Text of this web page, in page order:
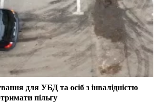
для УБД та осіб з інвалідністю
пільгу